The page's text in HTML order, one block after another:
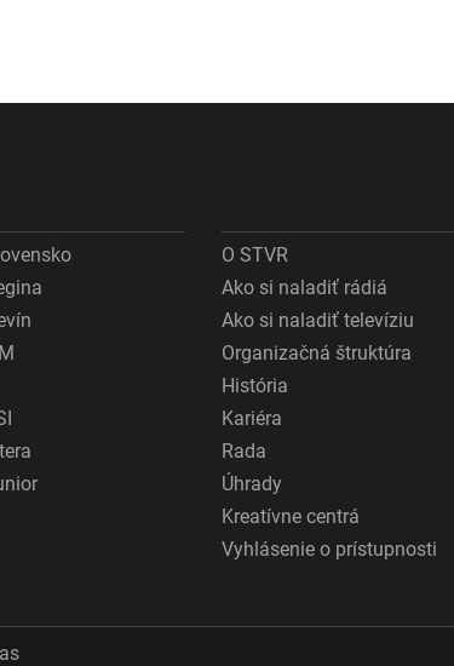
O STVR
Ako si naladiť rádiá
Ako si naladiť televíziu
Organizačná štruktúra
História
Kariéra
Rada
Úhrady
Kreatívne centrá
Vyhlásenie o prístupnosti